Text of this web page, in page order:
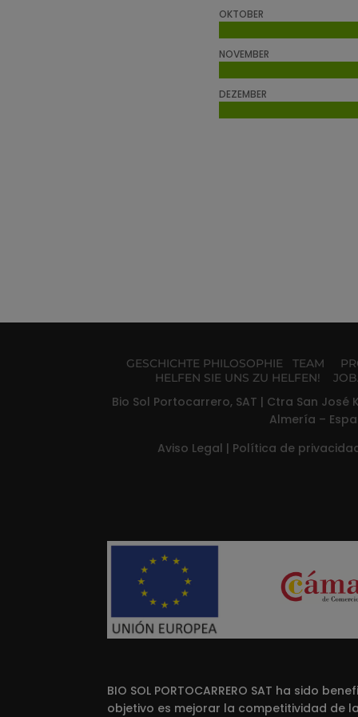
OKTOBER
NOVEMBER
DEZEMBER
GESCHICHTE PHILOSOPHIE TEAM
HELFEN SIE UNS ZU HELFEN!
Bio Sol Portocarrero, SAT | Ctra San José
Almería –
Aviso Legal | Política de
BIO SOL PORTOCARRERO SAT ha sido
objetivo es mejorar la competitividad de